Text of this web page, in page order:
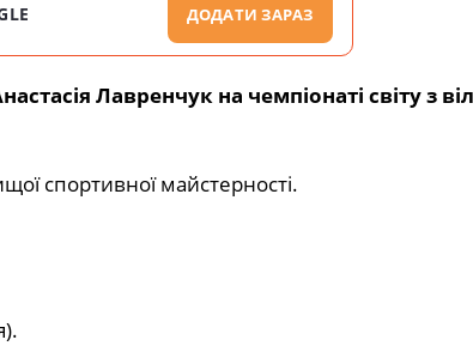
ДОДАТИ ЗАРАЗ
Лавренчук на чемпіонаті світу з
спортивної майстерності.